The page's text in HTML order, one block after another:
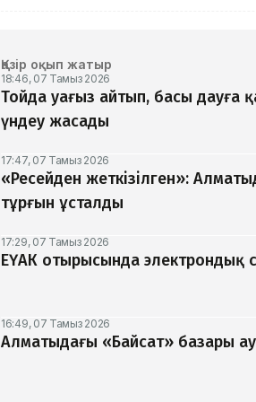
Қазір оқып жатыр
18:46, 07 Тамыз 2026
Тойда уағыз айтып, басы дауға
үндеу жасады
17:47, 07 Тамыз 2026
«Ресейден жеткізілген»:
тұрғын ұсталды
17:29, 07 Тамыз 2026
ЕҮАК отырысында электрондық
16:49, 07 Тамыз 2026
Алматыдағы «Байсат» базары